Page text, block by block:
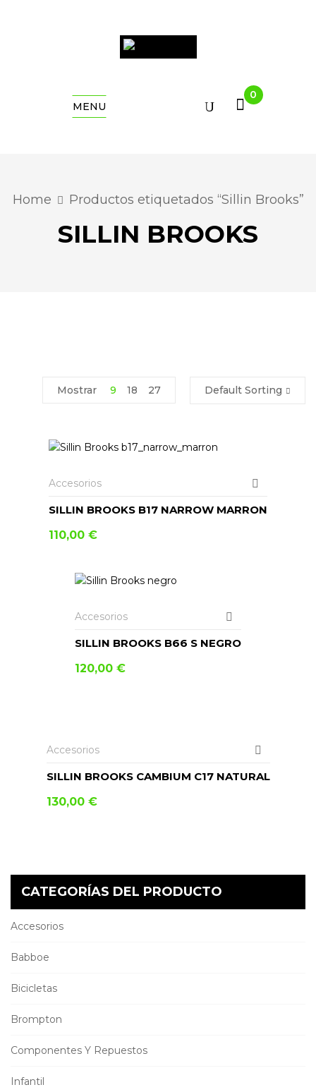
MENU
0
Home Productos etiquetados “Sillin Brooks”
SILLIN BROOKS
CATEGORÍAS DEL PRODUCTO
Accesorios
Babboe
Bicicletas
Brompton
Componentes Y Repuestos
Infantil
Default Sorting
Mostrar 9 18 27
Accesorios
SILLIN BROOKS B17 NARROW MARRON
110,00 €
Accesorios
SILLIN BROOKS B66 S NEGRO
120,00 €
Accesorios
SILLIN BROOKS CAMBIUM C17 NATURAL
130,00 €